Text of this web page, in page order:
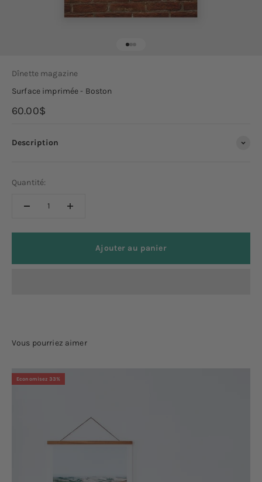
Dînette magazine
Surface imprimée - Boston
Prix de vente
60.00$
Description
Quantité:
Ajouter au panier
Economisez 33%